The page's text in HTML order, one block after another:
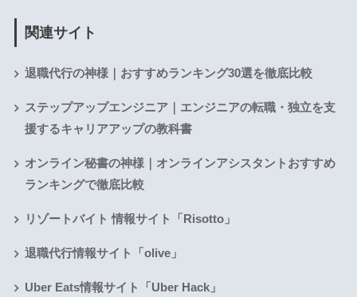
関連サイト
退職代行の神様｜おすすめランキング30選を徹底比較
ステップアップエンジニア｜エンジニアの転職・独立を支
援するキャリアアップの教科書
オンライン秘書の神様｜オンラインアシスタントおすすめ
ランキングで徹底比較
リゾートバイト 情報サイト「Risotto」
退職代行情報サイト「olive」
Uber Eats情報サイト「Uber Hack」